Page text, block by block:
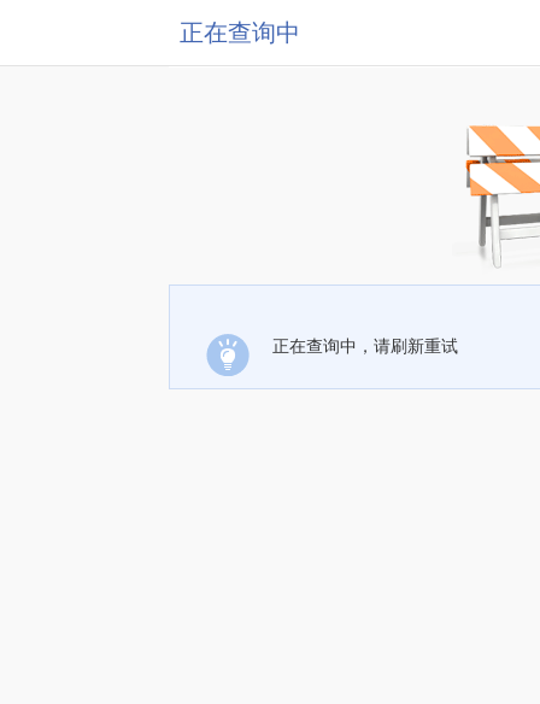
正在查询中
正在查询中，请刷新重试